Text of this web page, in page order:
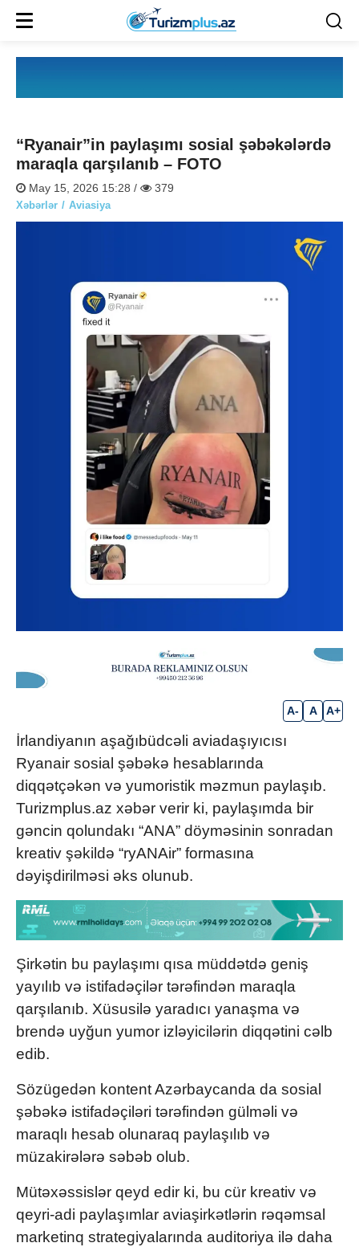
“Ryanair”in paylaşımı sosial şəbəkələrdə
maraqla qarşılanıb – FOTO
May 15, 2026 15:28 / 379
Xəbərlər Aviasiya
A- A A+
İrlandiyanın aşağıbüdcəli aviadaşıyıcısı
Ryanair sosial şəbəkə hesablarında
diqqətçəkən və yumoristik məzmun paylaşıb.
Turizmplus.az xəbər verir ki, paylaşımda bir
gəncin qolundakı “ANA” döyməsinin sonradan
kreativ şəkildə “ryANAir” formasına
dəyişdirilməsi əks olunub.
Şirkətin bu paylaşımı qısa müddətdə geniş
yayılıb və istifadəçilər tərəfindən maraqla
qarşılanıb. Xüsusilə yaradıcı yanaşma və
brendə uyğun yumor izləyicilərin diqqətini cəlb
edib.
Sözügedən kontent Azərbaycanda da sosial
şəbəkə istifadəçiləri tərəfindən gülməli və
maraqlı hesab olunaraq paylaşılıb və
müzakirələrə səbəb olub.
Mütəxəssislər qeyd edir ki, bu cür kreativ və
qeyri-adi paylaşımlar aviaşirkətlərin rəqəmsal
marketinq strategiyalarında auditoriya ilə daha